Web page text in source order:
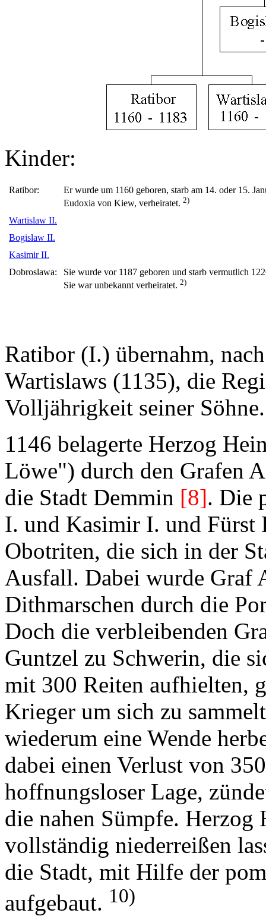
Kinder:
Ratibor:
Er wurde um 1160 geboren, starb am 14. oder 15.
Eudoxia von Kiew, verheiratet. 2)
Wartislaw II.
Bogislaw II.
Kasimir II.
Dobroslawa:
Sie wurde vor 1187 geboren und starb vermutlich
Sie war unbekannt verheiratet. 2)
Ratibor (I.) übernahm,
Wartislaws (1135), die
Volljährigkeit seiner Söhne.
1146 belagerte Herzog
Löwe") durch den Grafen
die Stadt Demmin [8]. Die
I. und Kasimir I. und Fürst
Obotriten, die sich in der
Ausfall. Dabei wurde Graf
Dithmarschen durch die
Doch die verbleibenden
Guntzel zu Schwerin, die
mit 300 Reiten aufhielten,
Krieger um sich zu
wiederum eine Wende
dabei einen Verlust von
hoffnungsloser Lage,
die nahen Sümpfe.
vollständig niederreißen
die Stadt, mit Hilfe der
aufgebaut. 10)